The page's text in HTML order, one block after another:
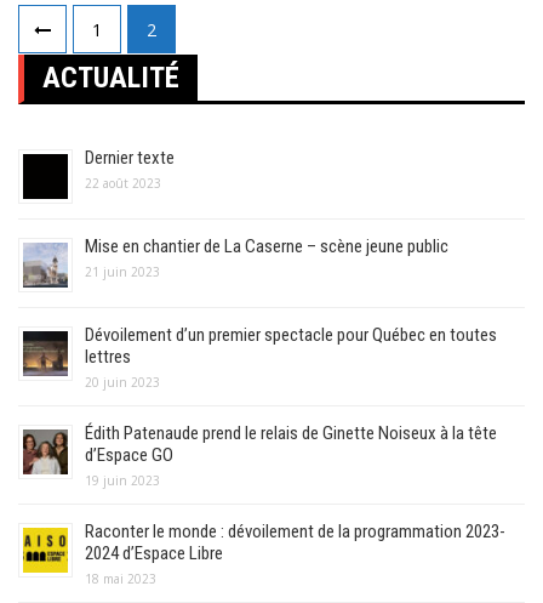
Pagination
des
publications
1 2
ACTUALITÉ
Dernier texte
22 août 2023
Mise en chantier de La Caserne – scène jeune public
21 juin 2023
Dévoilement d’un premier spectacle pour Québec en toutes
lettres
20 juin 2023
Édith Patenaude prend le relais de Ginette Noiseux à la tête
d’Espace GO
19 juin 2023
Raconter le monde : dévoilement de la programmation 2023-
2024 d’Espace Libre
18 mai 2023